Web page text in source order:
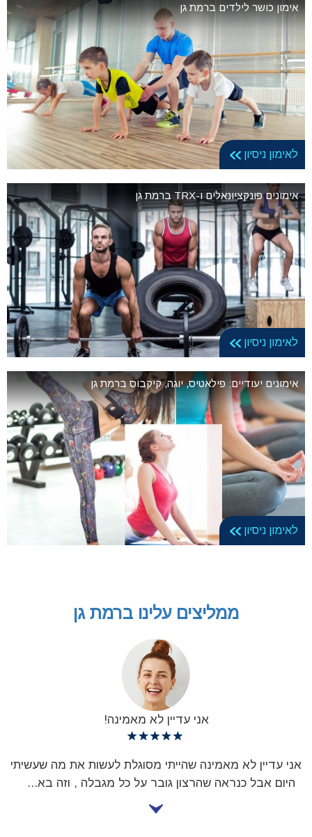
אימון כושר לילדים ברמת גן
לאימון ניסיון
אימונים פונקציונאלים ו-TRX ברמת גן
לאימון ניסיון
אימונים יעודיים: פילאטיס, יוגה, קיקבוס ברמת גן
לאימון ניסיון
ממליצים עלינו ברמת גן
אני עדיין לא מאמינה!
אני עדיין לא מאמינה שהייתי מסוגלת לעשות את מה שעשיתי
היום אבל כנראה שהרצון גובר על כל מגבלה , וזה בא...